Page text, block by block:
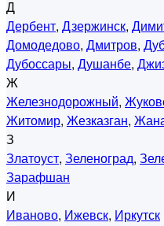
Д
Дербент, Дзержинск,
Домодедово, Дмитров,
Дубоссары, Душанбе,
Ж
Железнодорожный,
Житомир, Жезказган,
З
Златоуст, Зеленоград,
Зарафшан
И
Иваново, Ижевск, Иркутск